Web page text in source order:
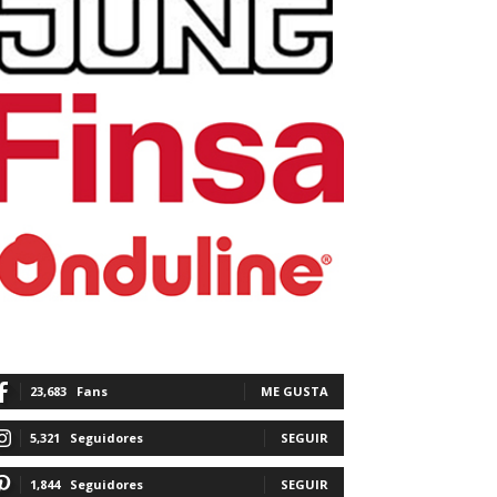
23,683 Fans ME GUSTA
5,321 Seguidores SEGUIR
1,844 Seguidores SEGUIR